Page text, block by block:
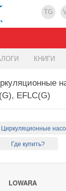
TG
КНИГИ
EFLC(G)
Циркуляционные
Где купить?
LOWARA